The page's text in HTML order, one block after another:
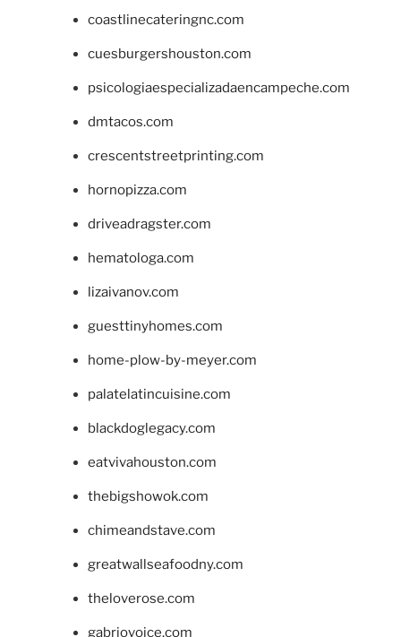
coastlinecateringnc.com
cuesburgershouston.com
psicologiaespecializadaencampeche.com
dmtacos.com
crescentstreetprinting.com
hornopizza.com
driveadragster.com
hematologa.com
lizaivanov.com
guesttinyhomes.com
home-plow-by-meyer.com
palatelatincuisine.com
blackdoglegacy.com
eatvivahouston.com
thebigshowok.com
chimeandstave.com
greatwallseafoodny.com
theloverose.com
gabriovoice.com